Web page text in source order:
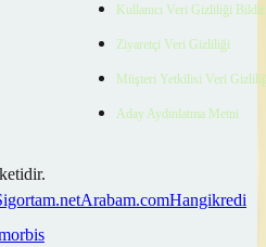
Kullanıcı Veri Gizliliği
Ziyaretçi Veri Gizliliği
Müşteri Yetkilisi Veri
Aday Aydınlatma Metni
Arabam.comHangikredi